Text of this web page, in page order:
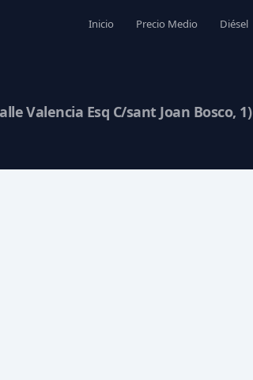
Inicio Precio Medio Diésel
Valencia Esq C/sant Joan Bosco, 1)